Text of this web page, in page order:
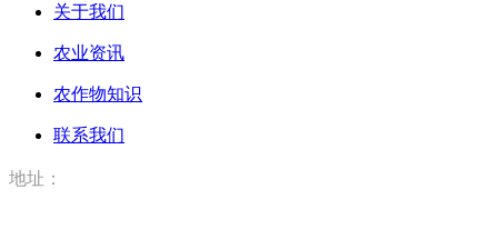
关于我们
农业资讯
农作物知识
联系我们
地址：